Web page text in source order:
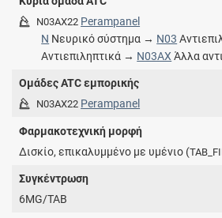
N03AX22 Perampanel
N Νευρικό σύστημα → N03
Αντιεπιληπτικά → N03AX Άλλα
Ομάδες ATC εμπορικής
N03AX22 Perampanel
Φαρμακοτεχνική μορφή
Δισκίο, επικαλυμμένο με υμένιο (
Συγκέντρωση
6MG/TAB